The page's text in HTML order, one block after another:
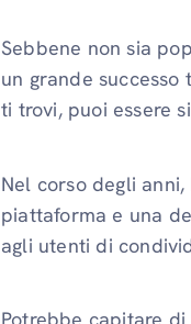
Sebbene non sia
un grande
ti trovi, puoi essere
Nel corso degli
piattaforma e una
agli utenti di